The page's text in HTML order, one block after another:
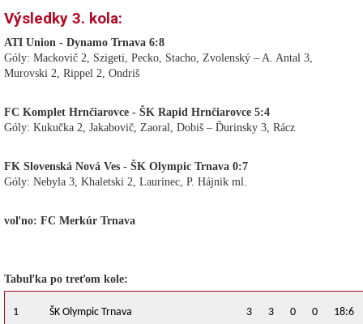
Výsledky 3. kola:
ATI Union - Dynamo Trnava 6:8
Góly: Mackovič 2, Szigeti, Pecko, Stacho, Zvolenský – A. Antal 3,
Murovski 2, Rippel 2, Ondriš
FC Komplet Hrnčiarovce - ŠK Rapid Hrnčiarovce 5:4
Góly: Kukučka 2, Jakabovič, Zaoral, Dobiš – Ďurinsky 3, Rácz
FK Slovenská Nová Ves - ŠK Olympic Trnava 0:7
Góly: Nebyla 3, Khaletski 2, Laurinec, P. Hájnik ml.
voľno: FC Merkúr Trnava
Tabuľka po treťom kole:
1 ŠK Olympic Trnava 3 3 0 0 18:6